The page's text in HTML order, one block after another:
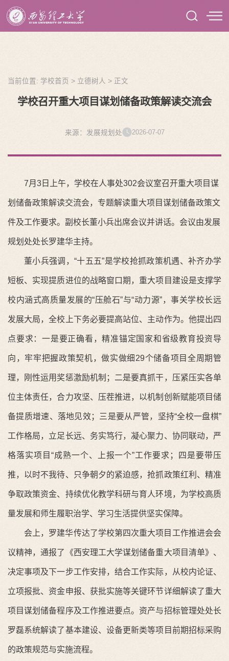
当前位置: 学校首页 > 立德树人 > 正文
学校召开重大项目谋划储备政策解读交流会
来源：发展规划处 2026-07-07
7月 3 日上午，学校在人事处302会议室召开重大项目谋
划储备政策解读交流会，专题解读重大项目谋划储备政策文
件及工作要求。副校长董小兵出席会议并讲话。会议由发展
规划处处长罗建华主持。
董小兵强调，“十五五”是学校抢抓政策机遇、补齐办学
短板、实现提质进位的战略窗口期，重大项目建设是支撑学
校内涵式高质量发展的“压舱石”与“动力源”，事关学校长远
发展大局，全校上下务必要提高站位、主动作为。他提出四
点要求： 一是要正确看 ，精准锚定国家和省级教育投资导
向，牢牢把握政策契机，做实做细 29个储备项目全周期管
理，刚性运用奖惩激励机制； 二是要真抓干，压紧压实各单
位主体责任，合力攻坚、压茬推进，以机制创新赋能项目储
备提质增速、落地见效； 三是要从严管，坚持“全校一盘棋”
工作格局，立足长远、务实笃行，凝心聚力、协同联动，严
格落实项目“成熟一个、上报一个”工作要求； 四是要带压
推，以时不我待、只争朝夕的紧迫感，抢抓政策红利、精准
争取政策资金、持续优化教学科研与育人环境，为学校高质
量发展和师生履职治学、学习生活提供坚实保障。
会上，罗建华传达了学校第四次重大项目工作推进会会
议精神，通报了《西安理工大学谋划储备重大项目清单》、
决定事项及下一步工作安排，结合工作实际，从校内论证、
立项报批、资金申报、获批实施等关键环节详细解读了重大
项目谋划储备程序及工作推进要点。资产与招标管理处处长
罗磊系统解读了基本建设、设备更新类等项目前期招标采购
的政策规范与实施流程。